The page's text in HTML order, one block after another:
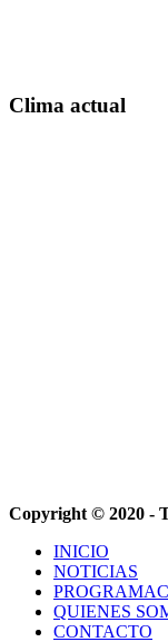
Clima actual
Copyright © 2020 -
INICIO
NOTICIAS
QUIENES
CONTACTO